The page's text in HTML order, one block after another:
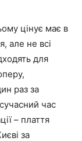
цінує має в
але не всі
для
раз за
час
– плаття
за